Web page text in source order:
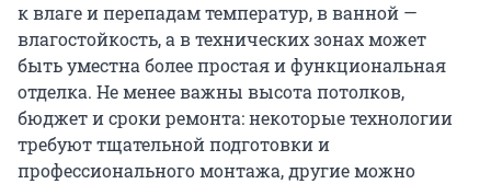
к влаге и перепадам температур, в ванной —
влагостойкость, а в технических зонах может
быть уместна более простая и функциональная
отделка. Не менее важны высота потолков,
бюджет и сроки ремонта: некоторые технологии
требуют тщательной подготовки и
профессионального монтажа, другие можно